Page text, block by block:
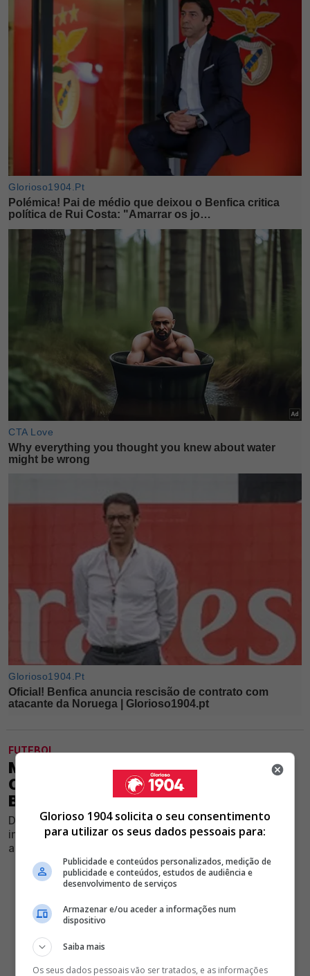
FUTEBOL
MARSELHA PODE MESMO
CONTRATAR DEFESA CENTRAL DO
BENFICA (E NÃO É ANTÓNIO SILVA)
Defesa formado no Seixal desperta cada vez mais
interesse além-fronteiras e a situação contratual deixa
as águias em alerta
Glorioso 1904 solicita o seu consentimento
para utilizar os seus dados pessoais para:
Publicidade e conteúdos personalizados, medição de
publicidade e conteúdos, estudos de audiência e
desenvolvimento de serviços
Armazenar e/ou aceder a informações num
dispositivo
Saiba mais
Os seus dados pessoais vão ser tratados, e as informações